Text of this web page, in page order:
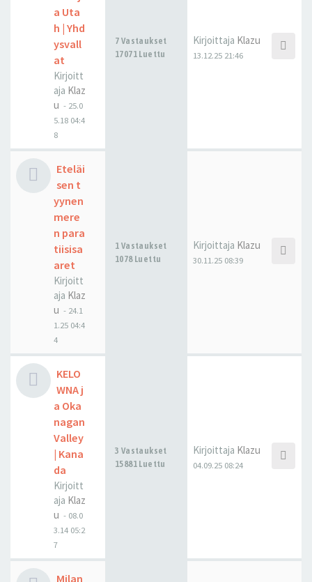
a Uta
h | Yhd
ysvall
at
Kirjoitt
aja Klaz
u - 25.0
5.18 04:4
8
7 Vastaukset
17071 Luettu
Kirjoittaja Klazu
13.12.25 21:46
Eteläi
sen t
yynen
mere
n para
tiisisa
aret
Kirjoitt
aja Klaz
u - 24.1
1.25 04:4
4
1 Vastaukset
1078 Luettu
Kirjoittaja Klazu
30.11.25 08:39
KELO
WNA j
a Oka
nagan
Valley
| Kana
da
Kirjoitt
aja Klaz
u - 08.0
3.14 05:2
7
3 Vastaukset
15881 Luettu
Kirjoittaja Klazu
04.09.25 08:24
Milan